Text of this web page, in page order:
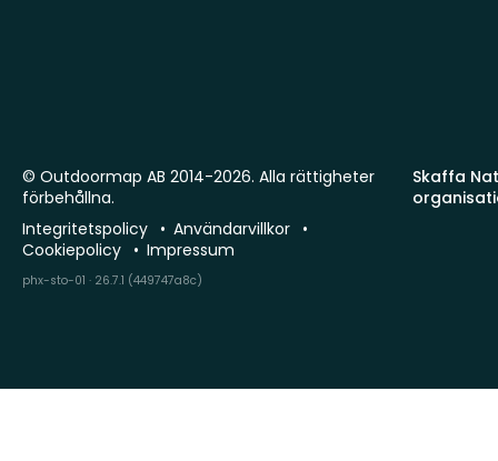
Skaffa
© Outdoormap AB 2014-2026. Alla rättigheter
förbehållna.
Integritetspolicy
Användarvillkor
Cookiepolicy
Impressum
phx-sto-01 · 26.7.1 (449747a8c)